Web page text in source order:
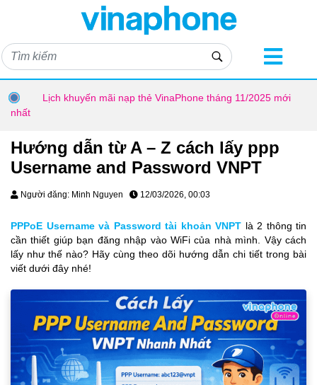
Lịch khuyến mãi nạp thẻ VinaPhone tháng 11/2025 mới
nhất
Hướng dẫn từ A – Z cách lấy ppp
Username and Password VNPT
Người đăng: Minh Nguyen 12/03/2026, 00:03
PPPoE Username và Password tài khoản VNPT là 2 thông tin
cần thiết giúp bạn đăng nhập vào WiFi của nhà mình. Vậy cách
lấy như thế nào? Hãy cùng theo dõi hướng dẫn chi tiết trong bài
viết dưới đây nhé!